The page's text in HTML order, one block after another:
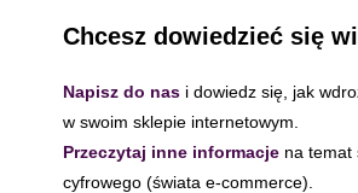
Chcesz dowiedzieć się
Napisz do nas i dowiedz się, jak
w swoim sklepie internetowym.
Przeczytaj inne informacje na temat
cyfrowego (świata e-commerce).